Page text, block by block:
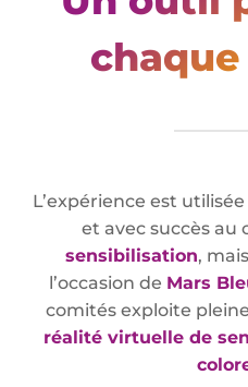
L’expérience est
et avec succès au
sensibilisation,
l’occasion de Mars
comités exploite
réalité virtuelle de